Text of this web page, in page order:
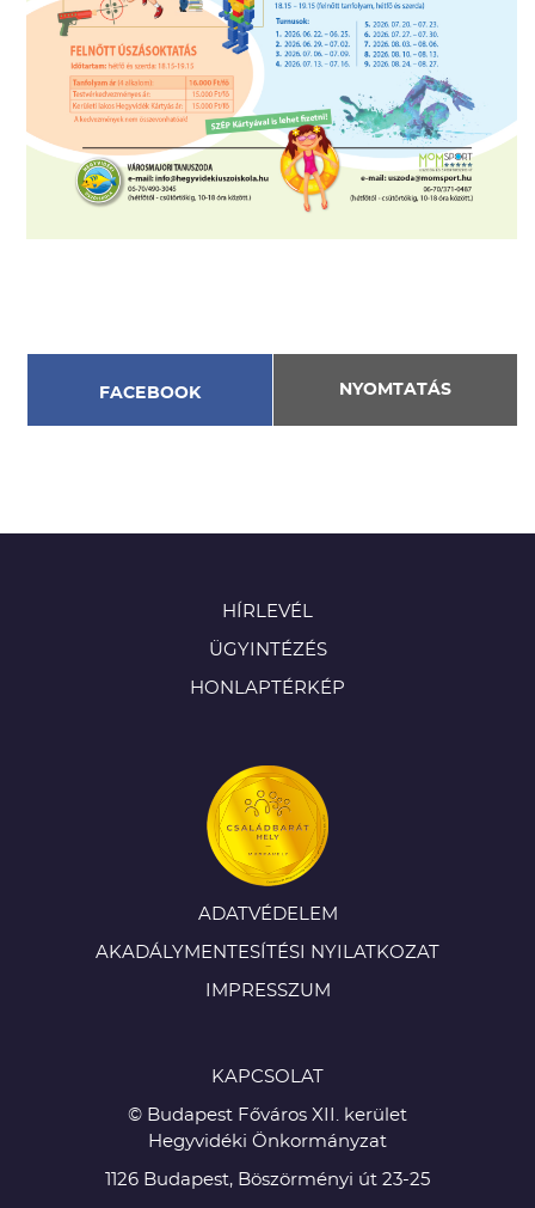
FACEBOOK NYOMTATÁS
HÍRLEVÉL
ÜGYINTÉZÉS
HONLAPTÉRKÉP
ADATVÉDELEM
AKADÁLYMENTESÍTÉSI NYILATKOZAT
IMPRESSZUM
KAPCSOLAT
© Budapest Főváros XII. kerület
Hegyvidéki Önkormányzat
1126 Budapest, Böszörményi út 23-25